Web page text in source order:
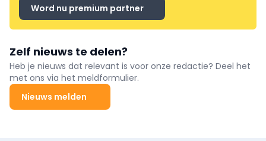
Word nu premium partner
Zelf nieuws te delen?
Heb je nieuws dat relevant is voor onze redactie? Deel het
met ons via het meldformulier.
Nieuws melden